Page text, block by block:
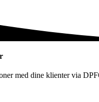
med dine klienter via